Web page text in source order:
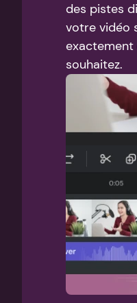
des pistes
votre vidéo
exactement
souhaitez.